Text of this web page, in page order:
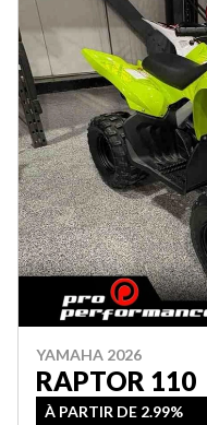
YAMAHA 2026
RAPTOR 110
À PARTIR DE 2.99%